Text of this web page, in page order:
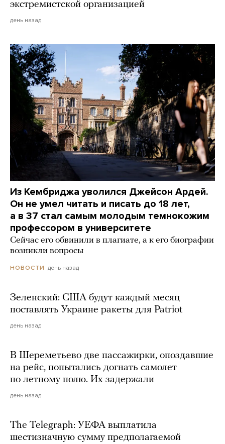
экстремистской организацией
день назад
Из Кембриджа уволился Джейсон Ардей.
Он не умел читать и писать до 18 лет,
а в 37 стал самым молодым темнокожим
профессором в университете
Сейчас его обвинили в плагиате, а к его биографии
возникли вопросы
НОВОСТИ день назад
Зеленский: США будут каждый месяц
поставлять Украине ракеты для Patriot
день назад
В Шереметьево две пассажирки, опоздавшие
на рейс, попытались догнать самолет
по летному полю. Их задержали
день назад
The Telegraph: УЕФА выплатила
шестизначную сумму предполагаемой